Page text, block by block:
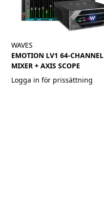
WAVES
EMOTION LV1 64-CHANNEL
MIXER + AXIS SCOPE
Logga in för prissättning